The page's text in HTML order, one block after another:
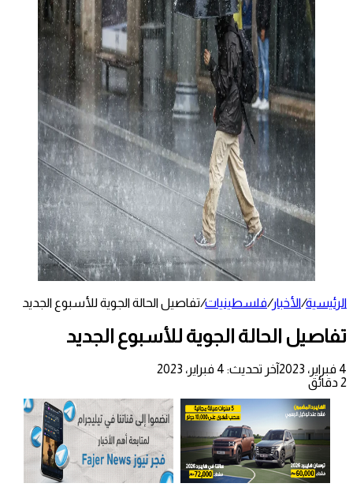
الرئيسية/الأخبار/فلسطينيات/تفاصيل الحالة الجوية للأسبوع الجديد
تفاصيل الحالة الجوية للأسبوع الجديد
4 فبراير، 2023
آخر تحديث: 4 فبراير، 2023
2 دقائق